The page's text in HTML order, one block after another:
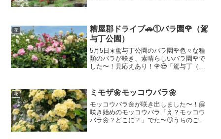
年は行かないかも...
花
糟屋郡ドライブ🚗①バラ園🌹（駕
与丁公園）
5月5日☀️駕与丁公園のバラ園🌹色々な種
類のバラが咲き、素晴らしいバラ園🌹で
した〜！見応えあり！🌹😍「駕与丁（か
ていた「駕与丁（かよいちょう）」福岡
県糟屋郡。今日は、そ...
花 ミモザ🌼モッコウバラ🌼
モッコウバラ🌼が咲き出しました〜！🤗
咲き始めのモッコウバラ「え？モッコウ
バラ🌼？どこに？」でた〜🙄うちのご主